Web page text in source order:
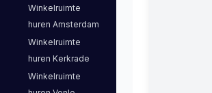
Winkelruimte
huren Amsterdam
Winkelruimte
huren Kerkrade
Winkelruimte